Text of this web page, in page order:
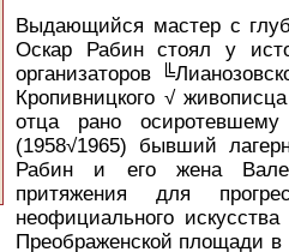
Выдающийся мастер с
Оскар Рабин стоял у
организаторов
Кропивницкого √
отца рано
(1958√1965) бывший
Рабин и его жена
притяжения для
неофициального
Преображенской площади в